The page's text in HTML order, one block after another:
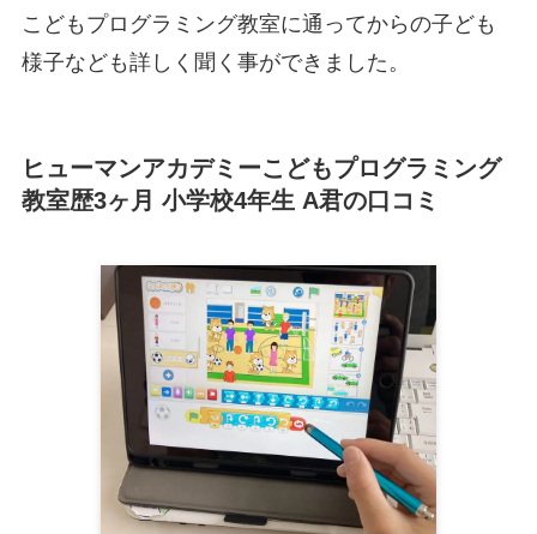
こどもプログラミング教室に通ってからの子ども
様子なども詳しく聞く事ができました。
ヒューマンアカデミーこどもプログラミング
教室歴3ヶ月 小学校4年生 A君の口コミ